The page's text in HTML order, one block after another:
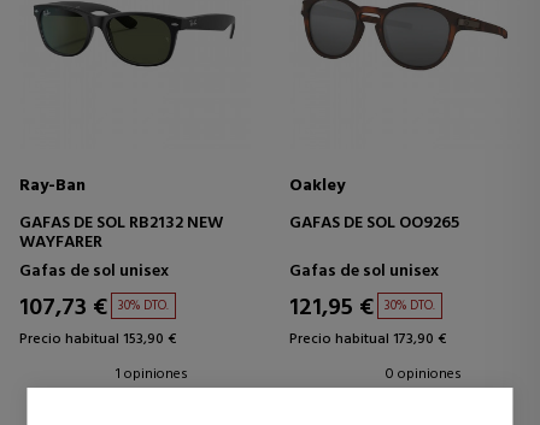
Ray-Ban
GAFAS DE SOL RB2132 NEW
WAYFARER
Gafas de sol unisex
107,73 € 30% DTO.
Precio habitual 153,90 €
1 opiniones
Oakley
GAFAS DE SOL OO9265
Gafas de sol unisex
121,95 € 30% DTO.
Precio habitual 173,90 €
0 opiniones